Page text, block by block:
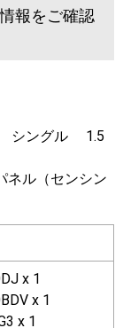
報をご確認
シングル 1.5
ル（センシン
x 1
x 1
x 1